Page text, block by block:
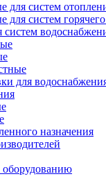
для систем
систем
систем
для
назначения